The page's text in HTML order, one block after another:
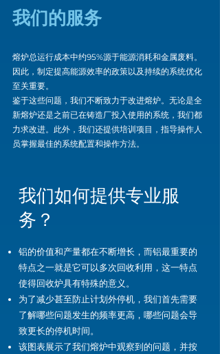
我们的服务
熔炉总运行成本中约95%源于能源消耗和金属废料。
因此，制定提高能源效率的政策以及持续的系统优化
至关重要。
鉴于这些问题，我们不断致力于改进熔炉。无论是全
新熔炉还是之前已在铸造厂投入使用的系统，我们都
力求改进。此外，我们还提供培训项目，指导操作人
员掌握最佳的系统配置和操作方法。
我们如何提供专业服
务？
铝的价值和产量都在不断增长，而铝最重要的
特点之一就是它可以多次回收利用，这一特点
使得回收炉具有特殊的意义。
为了减少甚至防止计划外停机，我们首先需要
了解哪些问题发生的频率更高，哪些问题会导
致更长的停机时间。
该图表展示了我们熔炉中观察到的问题，并按